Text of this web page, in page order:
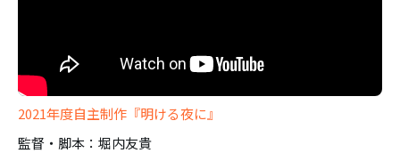
2021年度自主制作『明ける夜に』
監督・脚本：堀内友貴